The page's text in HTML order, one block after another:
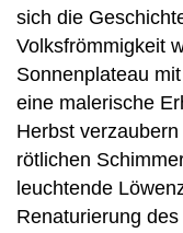
sich die
Volksfrömmigkeit
Sonnenplateau
eine malerische
Herbst
rötlichen
leuchtende
Renaturierung